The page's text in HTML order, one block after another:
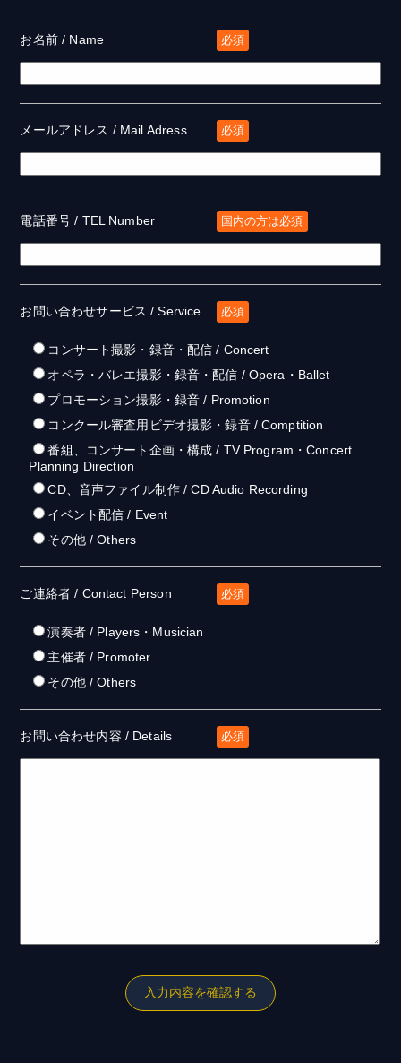
お名前 / Name 必須
メールアドレス / Mail Adress 必須
電話番号 / TEL Number 国内の方は必須
お問い合わせサービス / Service 必須
コンサート撮影・録音・配信 / Concert
オペラ・バレエ撮影・録音・配信 / Opera・Ballet
プロモーション撮影・録音 / Promotion
コンクール審査用ビデオ撮影・録音 / Comptition
番組、コンサート企画・構成 / TV Program・Concert
Planning Direction
CD、音声ファイル制作 / CD Audio Recording
イベント配信 / Event
その他 / Others
ご連絡者 / Contact Person 必須
演奏者 / Players・Musician
主催者 / Promoter
その他 / Others
お問い合わせ内容 / Details 必須